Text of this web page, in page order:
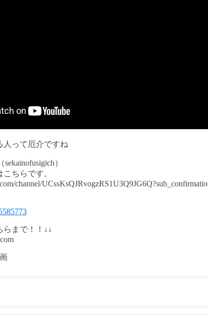
人って厄介ですね
）
ちらです。
channel/
らまで！！↓↓